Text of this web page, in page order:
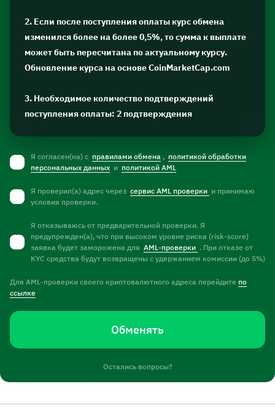
2. Если после поступления оплаты курс обмена
изменился более на более 0,5%, то сумма к выплате
может быть пересчитана по актуальному курсу.
Обновление курса на основе CoinMarketCap.com
3. Необходимое количество подтверждений
поступления оплаты: 2 подтверждения
Я согласен(на) с правилами обмена , политикой обработки
персональных данных и политикой AML
Я проверил(а) адрес через сервис AML проверки и принимаю
условия проверки.
Я отказываюсь от предварительной проверки. Я
предупрежден(а), что при высоком уровне риска (risk-score)
заявка будет заморожена для AML-проверки . При отказе от
KYC средства будут возвращены с удержанием комиссии (до 5%)
Для AML-проверки своего криптовалютного адреса перейдите по
ссылке
Обменять
Остались вопросы?